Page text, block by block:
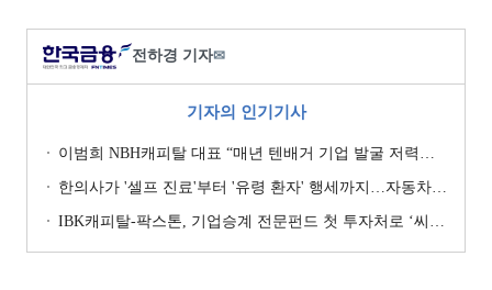
전하경 기자✉
기자의 인기기사
이범희 NBH캐피탈 대표 “매년 텐배거 기업 발굴 저력…올해 ROE 20% 목표”
한의사가 '셀프 진료'부터 '유령 환자' 행세까지…자동차보험 악용 심각 [경상환자 8주룰 도입 초읽기]
IBK캐피탈-팍스톤, 기업승계 전문펀드 첫 투자처로 ‘씨엠디기술단’ 낙점 [캐피탈사 돋보기]